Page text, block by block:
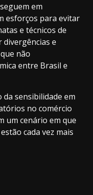
em
esforços para evitar
e técnicos de
divergências e
não
entre Brasil e
da sensibilidade em
no comércio
um cenário em que
cada vez mais